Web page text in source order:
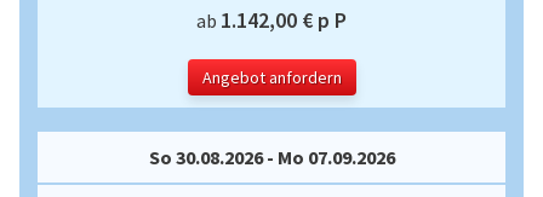
ab 1.142,00 € p P
Angebot anfordern
So 30.08.2026 - Mo 07.09.2026